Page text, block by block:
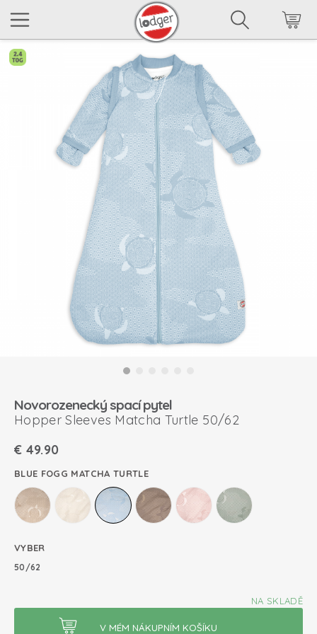
Novorozenecký spací pytel
Hopper Sleeves Matcha Turtle 50/62
€ 49.90
BLUE FOGG MATCHA TURTLE
VYBER
50/62
NA SKLADĚ